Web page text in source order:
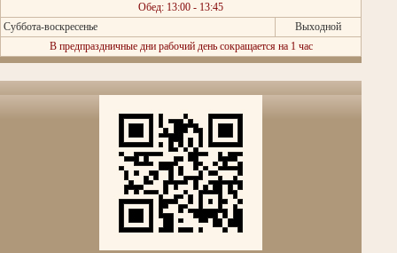
Обед: 13:00 - 13:45
Суббота-воскресенье
Выходной
В предпраздничные дни рабочий день сокращается на 1 час